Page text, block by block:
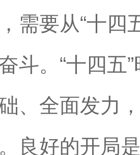
需要从“十四
斗。“十四五
、全面发力
良好的开局